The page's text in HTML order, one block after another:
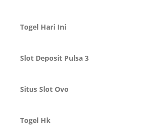
Togel Hari Ini
Slot Deposit Pulsa 3
Situs Slot Ovo
Togel Hk